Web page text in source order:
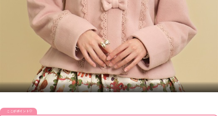
ピンク
ここがポイント♡